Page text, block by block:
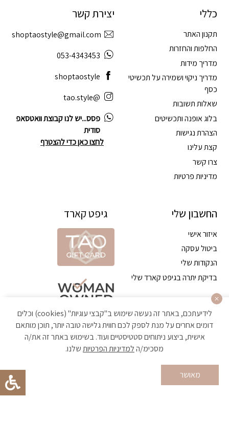
כללי
תקנון האתר
החלפות והחזרות
מדריך מידות
מדריך ניקוי ושמירה על תכשיטי
כסף
שאלות תשובות
בלוג אופנה ותכשיטים
הצהרת נגישות
קצת עלינו
צרו קשר
מדיניות פרטיות
החשבון שלי
איזור אישי
ביטול עסקה
הנקודות שלי
בדיקת יתרה בגיפט קארד שלי
יצירת קשר
shoptaostyle@gmail.com
053-4343453
shoptaostyle
@tao.style
פסס...יש לנו קבוצת וואטסאפ
סודית
לחצו כאן כדי להצטרף
גיפט קארד
הקניה באתר מאובטחת ועומדת בתקן האבטחה הגבוה ביותר
לידיעתכם, באתר זה נעשה שימוש ב"קבצי עוגיות" (cookies) וכלים
דומים אחרים על מנת לספק לכם חווית גלישה טובה יותר, תוכן מותאם
אישית, ביצוע ניתוחים סטטיסטיים ועוד. בשימוש באתר זה את/ה
מסכימ/הלמדיניות הפרטיותשלנו.
מאושר